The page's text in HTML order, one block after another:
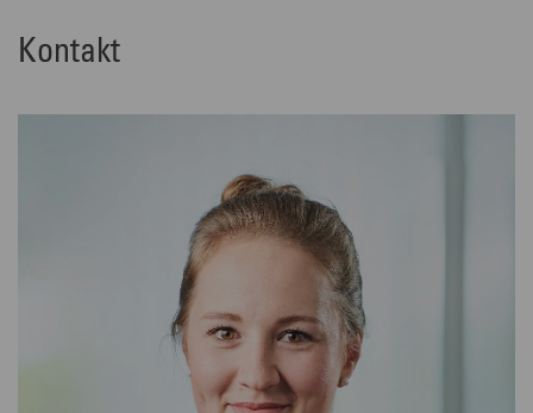
Kontakt